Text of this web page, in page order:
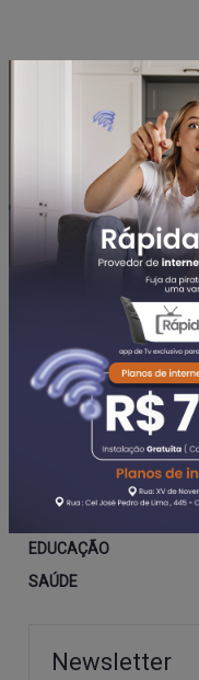
Categorias
DESTAQUE
POLÍCIA
AGRONEGÓCIO
ECONOMIA
TURISMO
CORONAVÍRUS
EDUCAÇÃO
SAÚDE
Newsletter